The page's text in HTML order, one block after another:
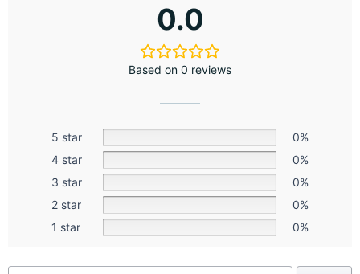
0.0
Based on 0 reviews
5 star
0%
4 star
0%
3 star
0%
2 star
0%
1 star
0%